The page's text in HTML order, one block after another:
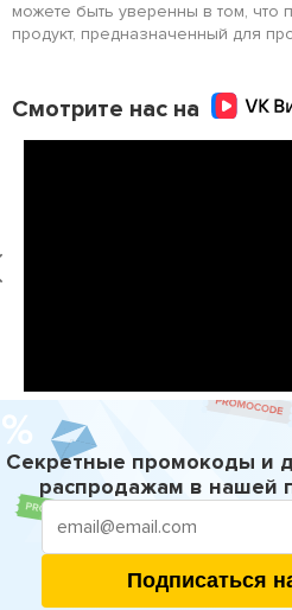
можете быть уверенны в том, что
продукт, предназначенный для
Смотрите нас на
Секретные промокоды и
распродажам в нашей
Подписаться